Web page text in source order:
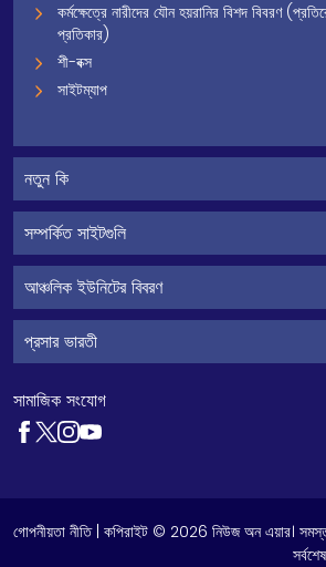
কর্মক্ষেত্রে নারীদের যৌন হয়রানির বিশদ বিবরণ
প্রতিকার)
শী-বক্স
সাইটম্যাপ
নতুন কি
সম্পর্কিত সাইটগুলি
আঞ্চলিক ইউনিটের বিবরণ
প্রসার ভারতী
সামাজিক সংযোগ
গোপনীয়তা নীতি| কপিরাইট © 2026 নিউজ অন এয়ার। সমস্ত